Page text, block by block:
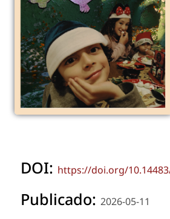
DOI: https://doi.org/
Publicado: 2026-05-11